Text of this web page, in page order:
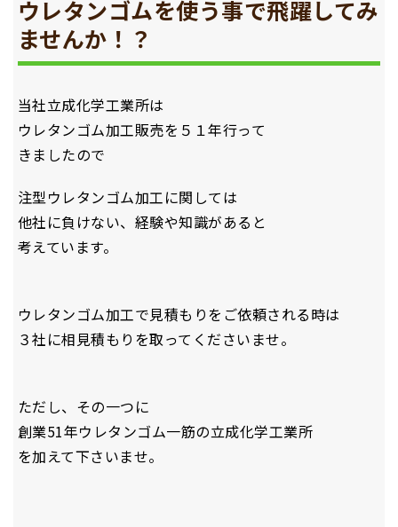
ウレタンゴムを使う事で飛躍してみ
ませんか！？
当社立成化学工業所は
ウレタンゴム加工販売を５１年行って
きましたので
注型ウレタンゴム加工に関しては
他社に負けない、経験や知識があると
考えています。
ウレタンゴム加工で見積もりをご依頼される時は
３社に相見積もりを取ってくださいませ。
ただし、その一つに
創業51年ウレタンゴム一筋の立成化学工業所
を加えて下さいませ。